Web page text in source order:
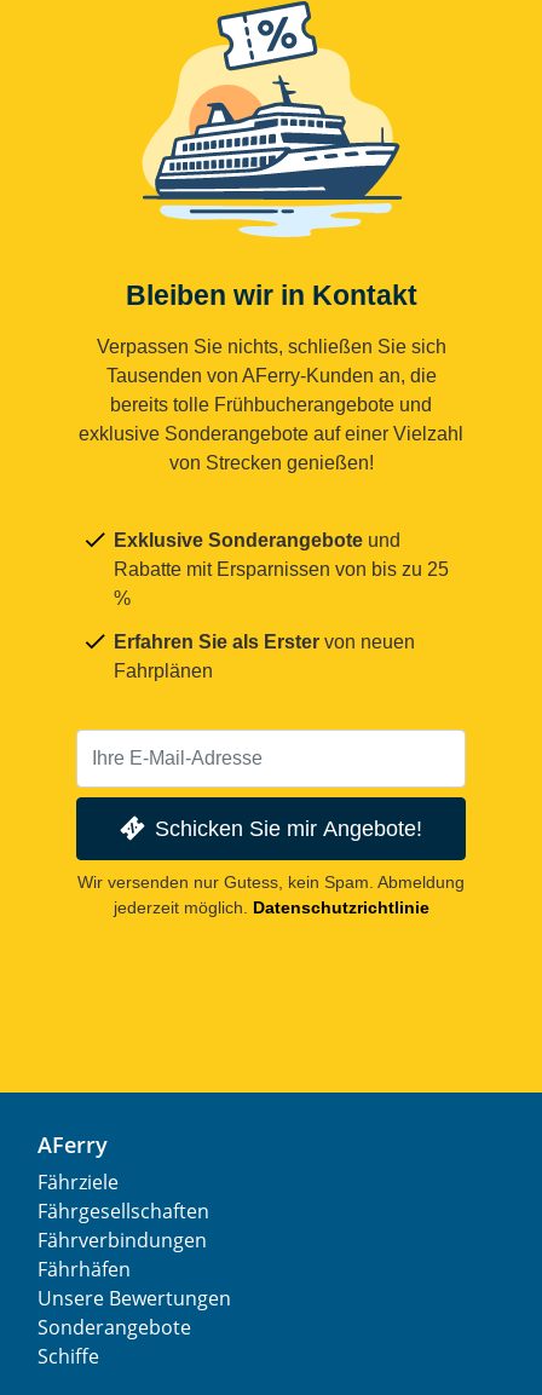
Bleiben wir in Kontakt
Verpassen Sie nichts, schließen Sie sich
Tausenden von AFerry-Kunden an, die
bereits tolle Frühbucherangebote und
exklusive Sonderangebote auf einer Vielzahl
von Strecken genießen!
Exklusive Sonderangebote und
Rabatte mit Ersparnissen von bis zu 25
%
Erfahren Sie als Erster von neuen
Fahrplänen
Schicken Sie mir Angebote!
Wir versenden nur Gutess, kein Spam. Abmeldung
jederzeit möglich.
Datenschutzrichtlinie
AFerry
Fährziele
Fährgesellschaften
Fährverbindungen
Fährhäfen
Unsere Bewertungen
Sonderangebote
Schiffe